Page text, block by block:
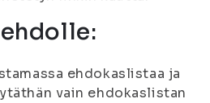
ehdokaslistaa ja
vain ehdokaslistan